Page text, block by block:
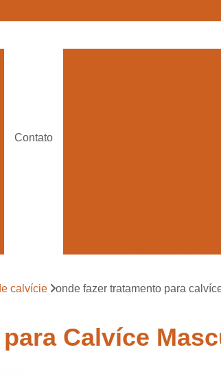
Contato
calvície onde fazer tratamento para
Calvíce